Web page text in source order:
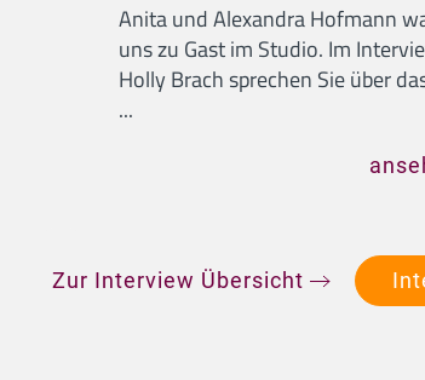
Anita und Alexandra Hofmann
uns zu Gast im Studio. Im
Holly Brach sprechen Sie über
...
Zur Interview Übersicht